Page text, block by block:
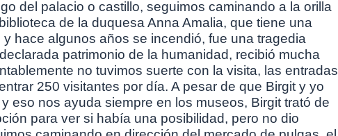
del palacio o castillo, seguimos caminando a la orilla
de la duquesa Anna Amalia, que tiene una
hace algunos años se incendió, fue una tragedia
patrimonio de la humanidad, recibió mucha
no tuvimos suerte con la visita, las entradas
250 visitantes por día. A pesar de que Birgit y yo
eso nos ayuda siempre en los museos, Birgit trató de
para ver si había una posibilidad, pero no dio